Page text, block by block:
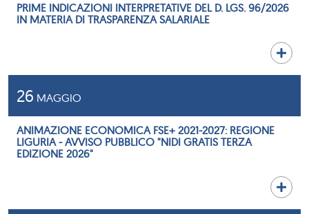
PRIME INDICAZIONI INTERPRETATIVE DEL D. LGS. 96/2026
IN MATERIA DI TRASPARENZA SALARIALE
26 MAGGIO
ANIMAZIONE ECONOMICA FSE+ 2021-2027: REGIONE
LIGURIA - AVVISO PUBBLICO "NIDI GRATIS TERZA
EDIZIONE 2026"